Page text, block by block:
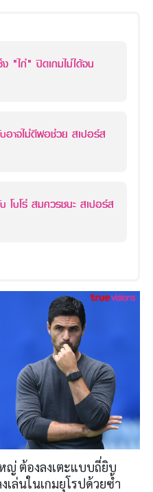
ง "ไก่" ปิดเกมไม่ได้จน
อาจไม่ดีพอช่วย สเปอร์ส
โบโร่ สมควรชนะ สเปอร์ส
ต้องลงเตะแบบถี่ยิบ
ล่นในเกมยุโรปด้วยซ้ำ